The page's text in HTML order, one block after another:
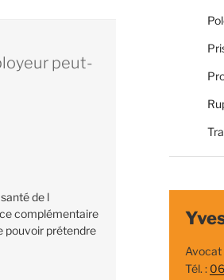
peut-
de l
complémentaire
pouvoir prétendre
Avocat
Tél. :